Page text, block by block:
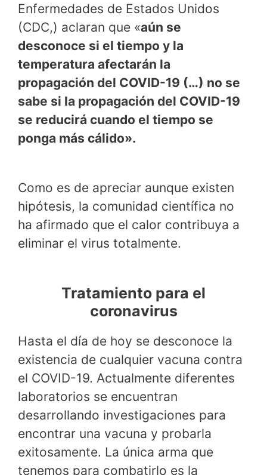
Enfermedades de Estados Unidos
(CDC,) aclaran que «aún se
desconoce si el tiempo y la
temperatura afectarán la
propagación del COVID-19 (…) no se
sabe si la propagación del COVID-19
se reducirá cuando el tiempo se
ponga más cálido».
Como es de apreciar aunque existen
hipótesis, la comunidad científica no
ha afirmado que el calor contribuya a
eliminar el virus totalmente.
Tratamiento para el
coronavirus
Hasta el día de hoy se desconoce la
existencia de cualquier vacuna contra
el COVID-19. Actualmente diferentes
laboratorios se encuentran
desarrollando investigaciones para
encontrar una vacuna y probarla
exitosamente. La única arma que
tenemos para combatirlo es la